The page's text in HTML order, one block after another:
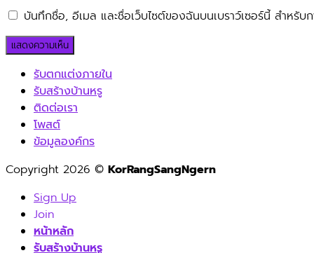
บันทึกชื่อ, อีเมล และชื่อเว็บไซต์ของฉันบนเบราว์เซอร์นี้ สำหรับ
รับตกแต่งภายใน
รับสร้างบ้านหรู
ติดต่อเรา
โพสต์
ข้อมูลองค์กร
Copyright 2026 © KorRangSangNgern
Sign Up
Join
หน้าหลัก
รับสร้างบ้านหรู